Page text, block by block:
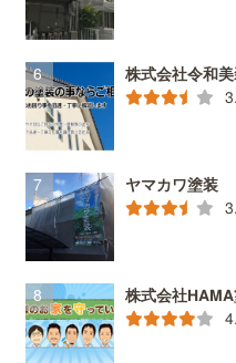
株式会社令和
ヤマカワ塗装
株式会社